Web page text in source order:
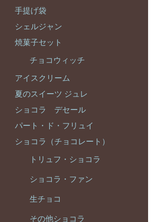
手提げ袋
シェルジャン
焼菓子セット
チョコウィッチ
アイスクリーム
夏のスイーツ ジュレ
ショコラ デセール
パート・ド・フリュイ
ショコラ（チョコレート）
トリュフ・ショコラ
ショコラ・ファン
生チョコ
その他ショコラ